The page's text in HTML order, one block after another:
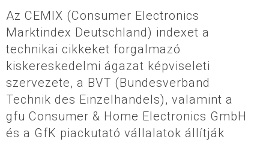
Az CEMIX (Consumer Electronics
Marktindex Deutschland) indexet a
technikai cikkeket forgalmazó
kiskereskedelmi ágazat képviseleti
szervezete, a BVT (Bundesverband
Technik des Einzelhandels), valamint a
gfu Consumer & Home Electronics GmbH
és a GfK piackutató vállalatok állítják